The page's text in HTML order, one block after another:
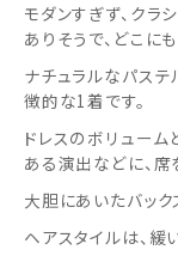
モダンすぎず、クラ
ありそうで、どこに
ナチュラルなパス
徴的な1着です。
ドレスのボリューム
ある演出などに、席
大胆にあいたバック
ヘアスタイルは、緩